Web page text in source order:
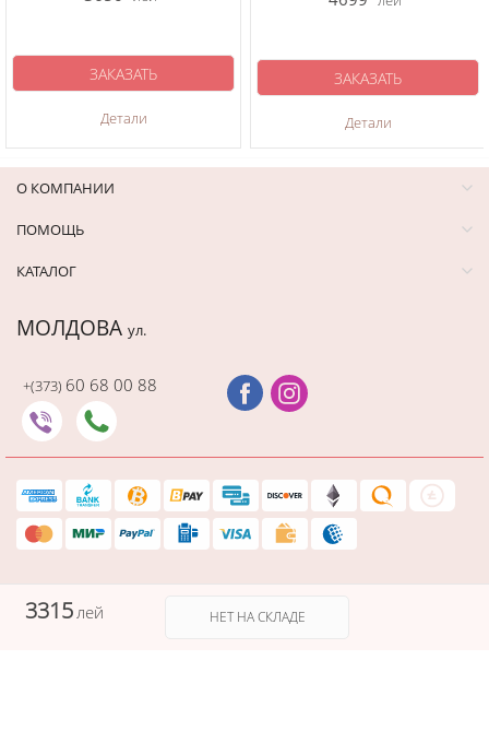
3315лей НЕТ НА СКЛАДЕ
Детали
ЗАКАЗАТЬ
Детали
ЗАКАЗАТЬ
О КОМПАНИИ
ПОМОЩЬ
КАТАЛОГ
МОЛДОВА ул.
+(373) 60 68 00 88